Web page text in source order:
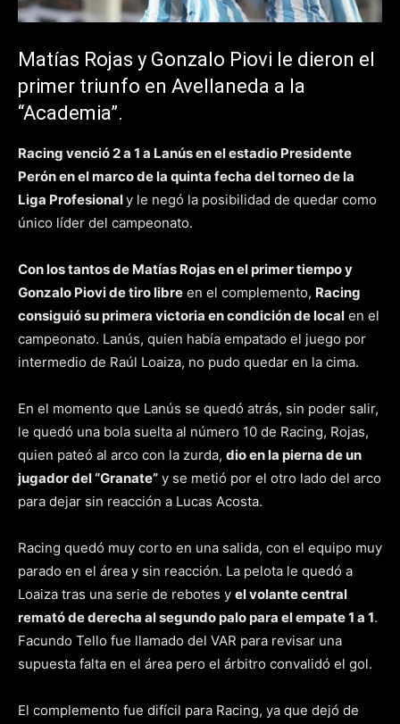
Matías Rojas y Gonzalo Piovi le dieron el
primer triunfo en Avellaneda a la
“Academia”.
Racing venció 2 a 1 a Lanús en el estadio Presidente
Perón en el marco de la quinta fecha del torneo de la
Liga Profesionaly le negó la posibilidad de quedar como
único líder del campeonato.
Con los tantos de Matías Rojas en el primer tiempo y
Gonzalo Piovi de tiro libre en el complemento, Racing
consiguió su primera victoria en condición de local en el
campeonato. Lanús, quien había empatado el juego por
intermedio de Raúl Loaiza, no pudo quedar en la cima.
En el momento que Lanús se quedó atrás, sin poder salir,
le quedó una bola suelta al número 10 de Racing, Rojas,
quien pateó al arco con la zurda, dio en la pierna de un
jugador del “Granate” y se metió por el otro lado del arco
para dejar sin reacción a Lucas Acosta.
Racing quedó muy corto en una salida, con el equipo muy
parado en el área y sin reacción. La pelota le quedó a
Loaiza tras una serie de rebotes y el volante central
remató de derecha al segundo palo para el empate 1 a 1.
Facundo Tello fue llamado del VAR para revisar una
supuesta falta en el área pero el árbitro convalidó el gol.
El complemento fue difícil para Racing, ya que dejó de